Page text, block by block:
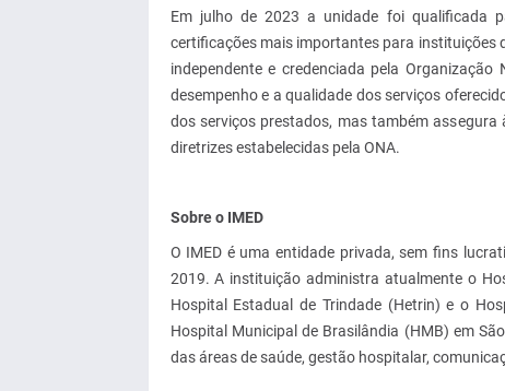
Em julho de 2023 a unidade foi qualificada
certificações mais importantes para instituições
independente e credenciada pela
desempenho e a qualidade dos serviços
dos serviços prestados, mas também
diretrizes estabelecidas pela ONA.
Sobre o IMED
O IMED é uma entidade privada, sem fins
2019. A instituição administra atualmente o
Hospital Estadual de Trindade (Hetrin) e o
Hospital Municipal de Brasilândia (HMB) em
das áreas de saúde, gestão hospitalar,